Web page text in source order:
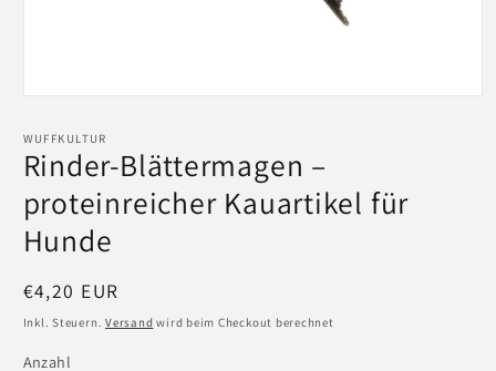
in
Modal
öffnen
WUFFKULTUR
Rinder-Blättermagen –
proteinreicher Kauartikel für
Hunde
Normaler
Preis
€4,20 EUR
Inkl. Steuern.Versand wird beim Checkout berechnet
Anzahl